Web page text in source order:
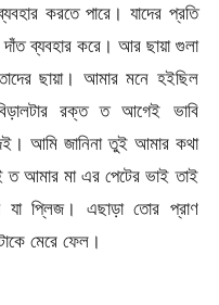
করতে পারে। যাদের প্রতি
ব্যবহার করে। আর ছায়া গুলা
ছায়া। আমার মনে হইছিল
রক্ত ত আগেই ভাবি
আমি জানিনা তুই আমার কথা
ত আমার মা এর পেটের ভাই তাই
যা প্লিজ। এছাড়া তোর প্রাণ
মেরে ফেল।